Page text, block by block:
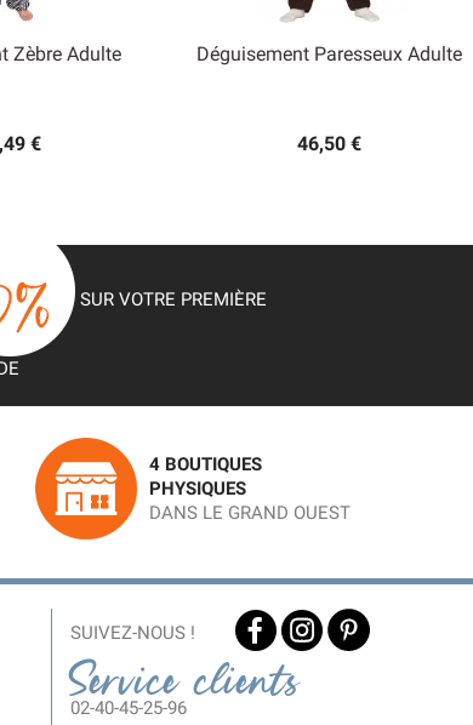
Zèbre Adulte
€
Déguisement Paresseux Adulte
46,50 €
SUR VOTRE PREMIÈRE
4 BOUTIQUES
PHYSIQUES
DANS LE GRAND OUEST
SUIVEZ-NOUS !
Service clients
02-40-45-25-96